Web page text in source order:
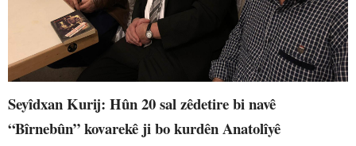
Seyîdxan Kurij: Hûn 20 sal zêdetire bi navê
“Bîrnebûn” kovarekê ji bo kurdên Anatolîyê